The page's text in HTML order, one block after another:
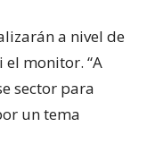
a nivel de
el monitor. “A
sector para
un tema